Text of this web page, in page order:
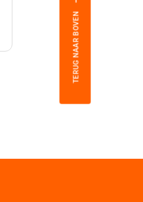
TERUG NAAR BOVEN